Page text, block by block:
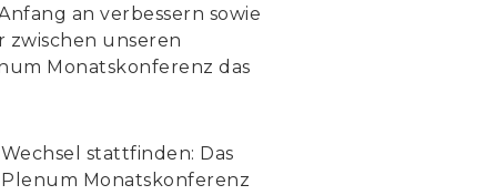
an verbessern sowie
zwischen unseren
Monatskonferenz das
stattfinden: Das
Monatskonferenz